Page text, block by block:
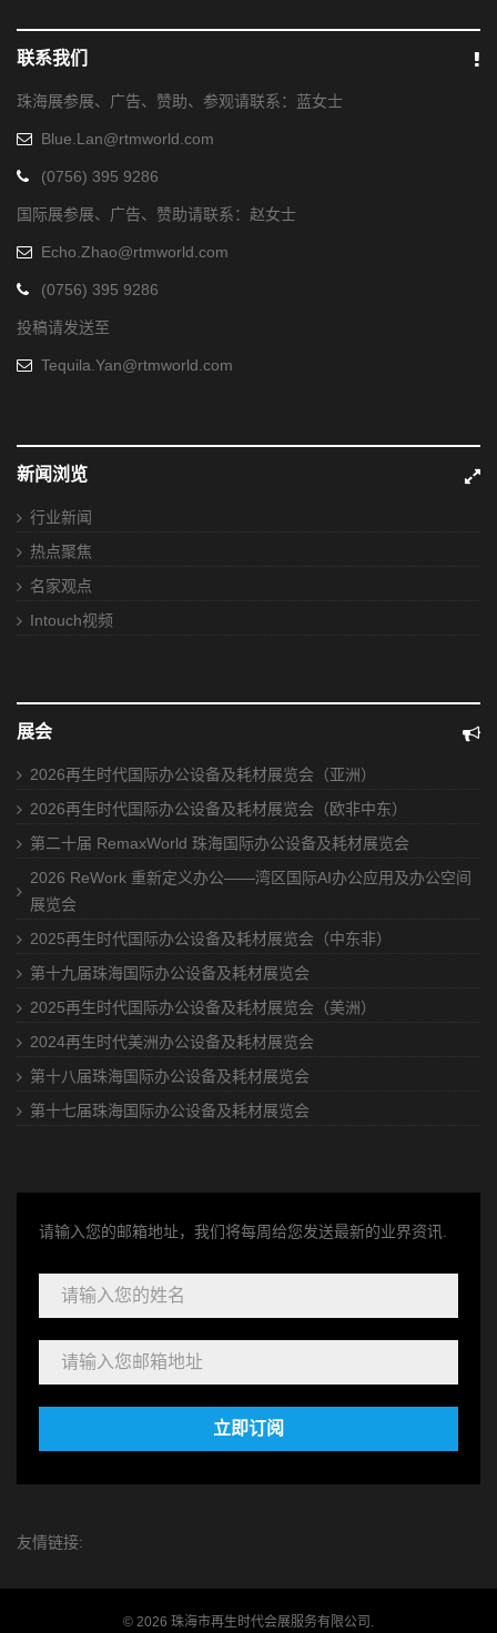
联系我们
珠海展参展、广告、赞助、参观请联系：蓝女士
Blue.Lan@rtmworld.com
(0756) 395 9286
国际展参展、广告、赞助请联系：赵女士
Echo.Zhao@rtmworld.com
(0756) 395 9286
投稿请发送至
Tequila.Yan@rtmworld.com
新闻浏览
行业新闻
热点聚焦
名家观点
Intouch视频
展会
2026再生时代国际办公设备及耗材展览会（亚洲）
2026再生时代国际办公设备及耗材展览会（欧非中东）
第二十届 RemaxWorld 珠海国际办公设备及耗材展览会
2026 ReWork 重新定义办公——湾区国际AI办公应用及办公空间
展览会
2025再生时代国际办公设备及耗材展览会（中东非）
第十九届珠海国际办公设备及耗材展览会
2025再生时代国际办公设备及耗材展览会（美洲）
2024再生时代美洲办公设备及耗材展览会
第十八届珠海国际办公设备及耗材展览会
第十七届珠海国际办公设备及耗材展览会
请输入您的邮箱地址，我们将每周给您发送最新的业界资讯.
立即订阅
友情链接:
© 2026 珠海市再生时代会展服务有限公司.